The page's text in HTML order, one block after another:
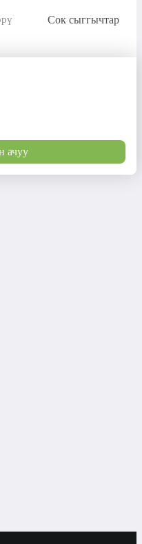
Сок сыггычтар
ачуу